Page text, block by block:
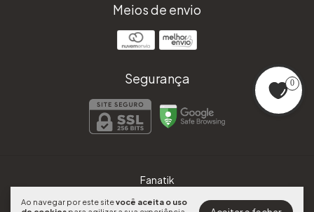
Ao navegar por este sitevocê aceita o uso
Meios de envio
Segurança
Fanatik
0